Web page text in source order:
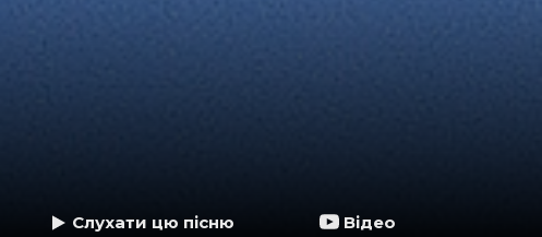
Слухати цю пісню Відео